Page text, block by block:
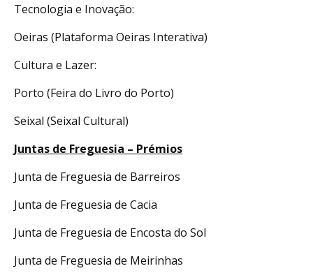
Tecnologia e Inovação:
Oeiras (Plataforma Oeiras Interativa)
Cultura e Lazer:
Porto (Feira do Livro do Porto)
Seixal (Seixal Cultural)
Juntas de Freguesia – Prémios
Junta de Freguesia de Barreiros
Junta de Freguesia de Cacia
Junta de Freguesia de Encosta do Sol
Junta de Freguesia de Meirinhas